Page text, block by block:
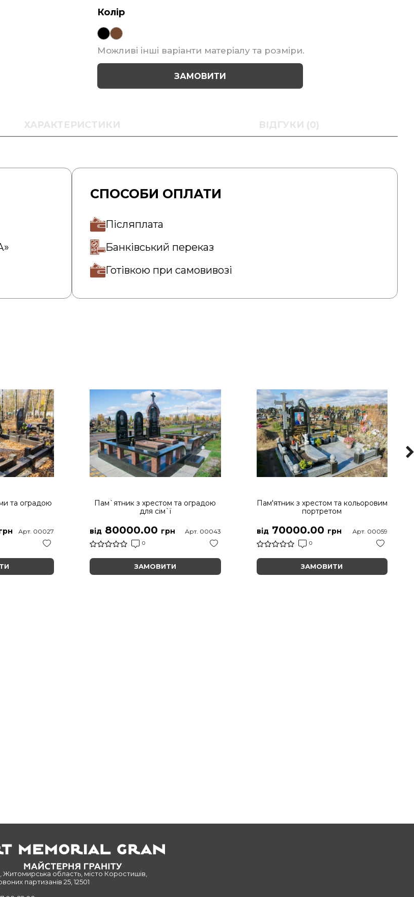
Колір
Можливі інші варіанти матеріалу та розміри.
ЗАМОВИТИ
ХАРАКТЕРИСТИКИ ВІДГУКИ (0)
СПОСОБИ ОПЛАТИ
Післяплата
Банківський переказ
Готівкою при самовивозі
та оградою
Арт. 00027
Пам`ятник з хрестом та оградою
для сім`ї
від 80000.00 грн
0
Арт. 00043
ЗАМОВИТИ
Пам'ятник з хрестом та кольоровим
портретом
від70000.00 грн
0
Арт. 00059
ЗАМОВИТИ
Житомирська область, місто Коростишів,
партизанів 25, 12501